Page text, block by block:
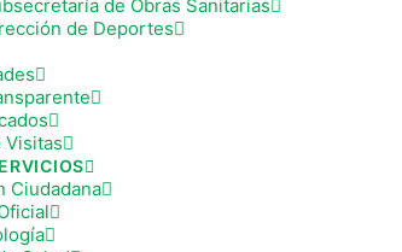
de Obras Sanitarias
de Deportes
Visitas
Ciudadana